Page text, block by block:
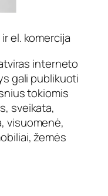
el. komercija
interneto
gali publikuoti
tokiomis
sveikata,
visuomenė,
žemės